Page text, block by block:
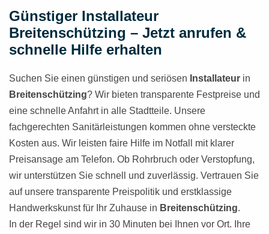
Günstiger Installateur
Breitenschützing – Jetzt anrufen &
schnelle Hilfe erhalten
Suchen Sie einen günstigen und seriösen Installateur in
Breitenschützing? Wir bieten transparente Festpreise und
eine schnelle Anfahrt in alle Stadtteile. Unsere
fachgerechten Sanitärleistungen kommen ohne versteckte
Kosten aus. Wir leisten faire Hilfe im Notfall mit klarer
Preisansage am Telefon. Ob Rohrbruch oder Verstopfung,
wir unterstützen Sie schnell und zuverlässig. Vertrauen Sie
auf unsere transparente Preispolitik und erstklassige
Handwerkskunst für Ihr Zuhause in Breitenschützing.
In der Regel sind wir in 30 Minuten bei Ihnen vor Ort. Ihre